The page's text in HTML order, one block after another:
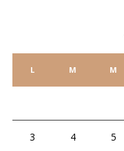
L M M
3 4 5